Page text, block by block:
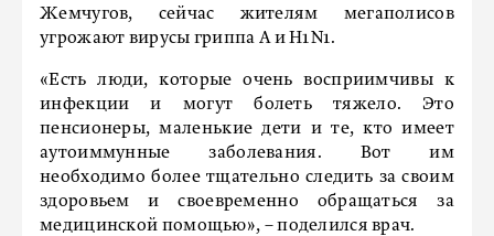
Жемчугов, сейчас жителям мегаполисов
угрожают вирусы гриппа А и H1N1.
«Есть люди, которые очень восприимчивы к
инфекции и могут болеть тяжело. Это
пенсионеры, маленькие дети и те, кто имеет
аутоиммунные заболевания. Вот им
необходимо более тщательно следить за своим
здоровьем и своевременно обращаться за
медицинской помощью», – поделился врач.